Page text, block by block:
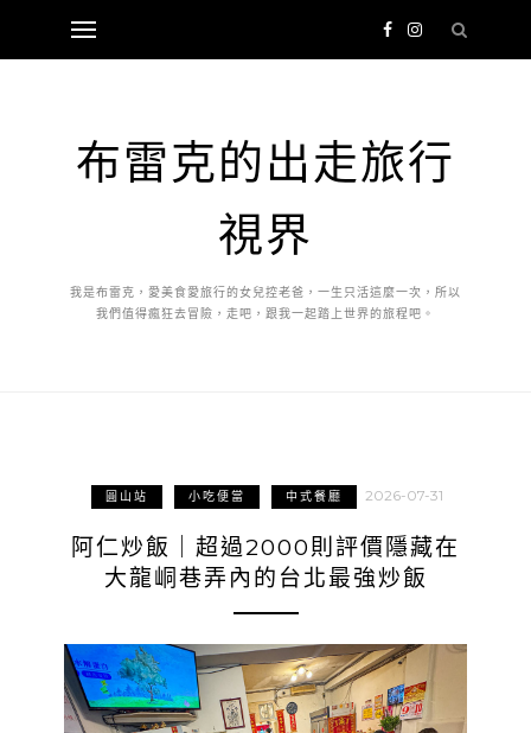
布雷克的出走旅行
視界
我是布雷克，愛美食愛旅行的女兒控老爸，一生只活這麼一次，所以
我們值得瘋狂去冒險，走吧，跟我一起踏上世界的旅程吧。
圓山站 小吃便當 中式餐廳 2026-07-31
阿仁炒飯｜超過2000則評價隱藏在
大龍峒巷弄內的台北最強炒飯